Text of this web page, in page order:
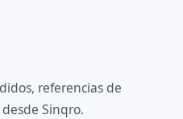
referencias de
Sinqro.